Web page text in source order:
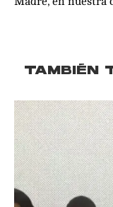
TAMBIÉN